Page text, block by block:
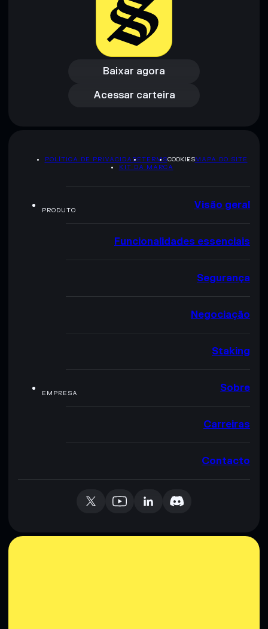
Baixar agora
Baixar agora
Acessar carteira
Acessar carteira
POLÍTICA DE PRIVACIDADETERMSCOOKIESMAPA DO SITE
KIT DA MARCA
PRODUTO Visão geral
Funcionalidades essenciais
Segurança
Negociação
Staking
EMPRESA Sobre
Carreiras
Contacto